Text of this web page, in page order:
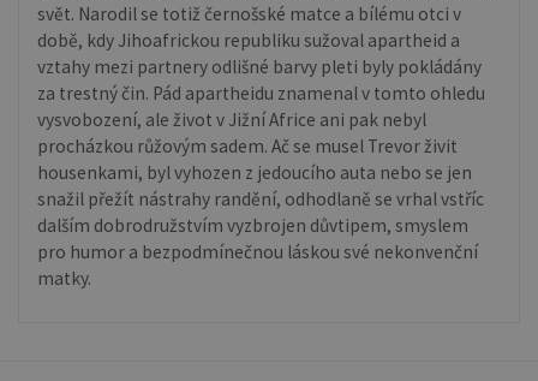
svět. Narodil se totiž černošské matce a bílému otci v
době, kdy Jihoafrickou republiku sužoval apartheid a
vztahy mezi partnery odlišné barvy pleti byly pokládány
za trestný čin. Pád apartheidu znamenal v tomto ohledu
vysvobození, ale život v Jižní Africe ani pak nebyl
procházkou růžovým sadem. Ač se musel Trevor živit
housenkami, byl vyhozen z jedoucího auta nebo se jen
snažil přežít nástrahy randění, odhodlaně se vrhal vstříc
dalším dobrodružstvím vyzbrojen důvtipem, smyslem
pro humor a bezpodmínečnou láskou své nekonvenční
matky.